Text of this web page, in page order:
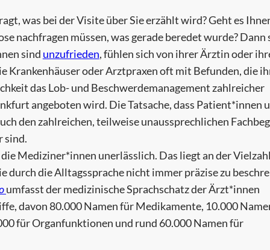
was bei der Visite über Sie erzählt wird? Geht es
nachfragen müssen, was gerade beredet wurde? Dann
sind unzufrieden, fühlen sich von ihrer Ärztin oder
Krankenhäuser oder Arztpraxen oft mit Befunden, die
das Lob- und Beschwerdemanagement zahlreicher
angeboten wird. Die Tatsache, dass Patient*innen
den zahlreichen, teilweise unaussprechlichen
sind.
Mediziner*innen unerlässlich. Das liegt an der
die Alltagssprache nicht immer präzise zu
umfasst der medizinische Sprachschatz der Ärzt*innen
davon 80.000 Namen für Medikamente, 10.000
für Organfunktionen und rund 60.000 Namen für